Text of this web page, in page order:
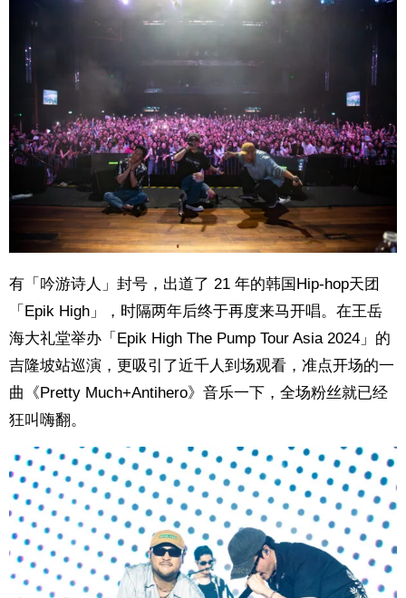
有「吟游诗人」封号，出道了 21 年的韩国Hip-hop天团
「Epik High」，时隔两年后终于再度来马开唱。在王岳
海大礼堂举办「Epik High The Pump Tour Asia 2024」的
吉隆坡站巡演，更吸引了近千人到场观看，准点开场的一
曲《Pretty Much+Antihero》音乐一下，全场粉丝就已经
狂叫嗨翻。